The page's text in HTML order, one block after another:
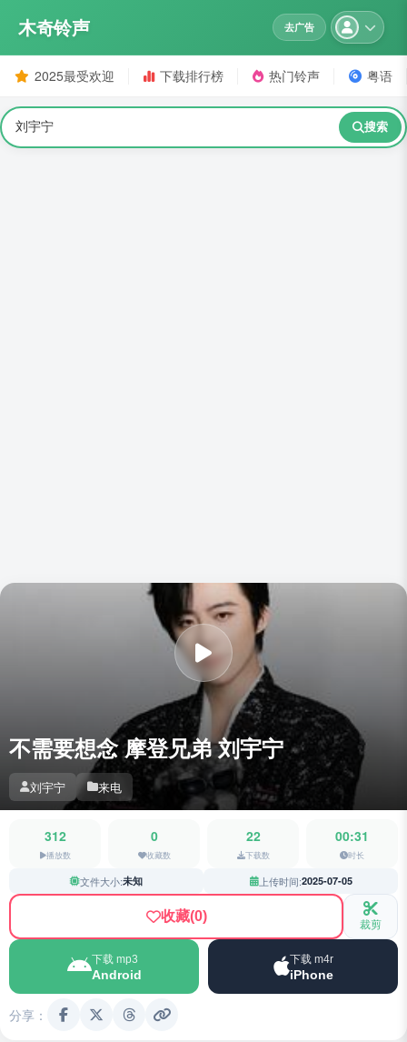
木奇铃声 去广告
2025最受欢迎 下载排行榜 热门铃声 粤语
搜索
不需要想念 摩登兄弟 刘宇宁
刘宇宁 来电
312
播放数
0
收藏数
22
下载数
00:31
时长
文件大小:未知 上传时间:2025-07-05
收藏(0) 裁剪
下载 mp3
Android
下载 m4r
iPhone
分享：